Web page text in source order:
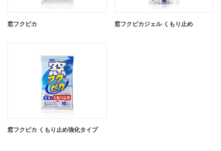
窓フクピカ 窓フクピカジェル くもり止め
窓フクピカ くもり止め強化タイプ